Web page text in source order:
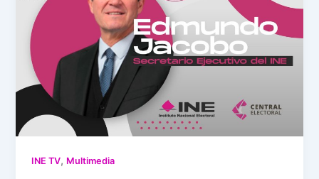
INE TV, Multimedia